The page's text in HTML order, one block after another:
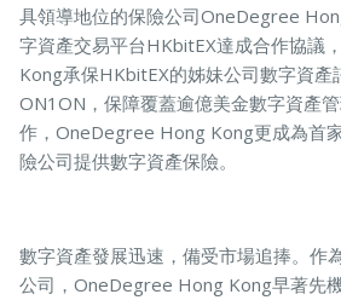
火險
危疾保
具領導地位的保險公司OneDegree
字資產交易平台HKbitEX達成合作協議
Kong承保HKbitEX的姊妹公司數字資產
ON1ON，保障覆蓋逾億美金數字資產
作，OneDegree Hong Kong更成為首
險公司提供數字資產保險。
數字資產發展迅速，備受市場追捧。作
公司，OneDegree Hong Kong早著先